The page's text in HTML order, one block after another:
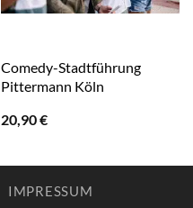
Comedy-Stadtführung
Pittermann Köln
20,90€
IMPRESSUM